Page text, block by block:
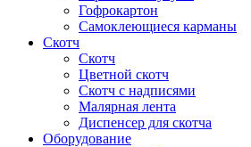
Гофрокартон
Самоклеющиеся карманы
Скотч
Скотч
Цветной скотч
Скотч с надписями
Малярная лента
Диспенсер для скотча
Оборудование